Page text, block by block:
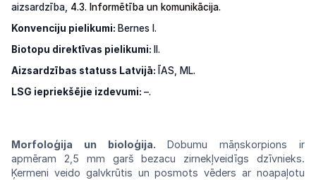
aizsardzība, 4.3. Informētība un komunikācija.
Konvenciju pielikumi: Bernes I.
Biotopu direktīvas pielikumi:
II.
Aizsardzības statuss Latvijā: ĪAS,
ML.
LSG iepriekšējie izdevumi: –.
Morfoloģija un bioloģija. Dobumu māņskorpions ir
apmēram 2,5 mm garšbezacu zirnekļveidīgs dzīvnieks.
Ķermeni veido galvkrūtis un posmots vēders arnoapaļotu